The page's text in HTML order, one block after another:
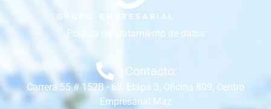
Política de Tratamiento de datos
Contacto:
Carrera 55 # 152B - 68, Etapa 3, Oficina 809, Centro
Empresarial Maz